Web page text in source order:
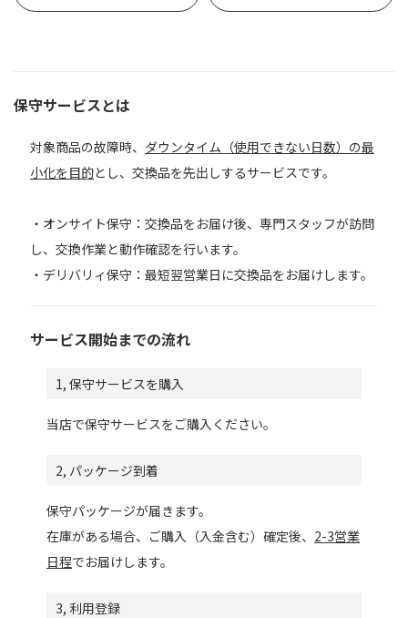
保守サービスとは
対象商品の故障時、 ダウンタイム（使用できない日数）の最
小化を目的とし、交換品を先出しするサービスです。
・オンサイト保守：交換品をお届け後、専門スタッフが訪問
し、交換作業と動作確認を行います。
・デリバリィ保守：最短翌営業日に交換品をお届けします。
サービス開始までの流れ
1, 保守サービスを購入
当店で保守サービスをご購入ください。
2, パッケージ到着
保守パッケージが届きます。
在庫がある場合、ご購入（入金含む）確定後、 2-3営業
日程でお届けします。
3, 利用登録